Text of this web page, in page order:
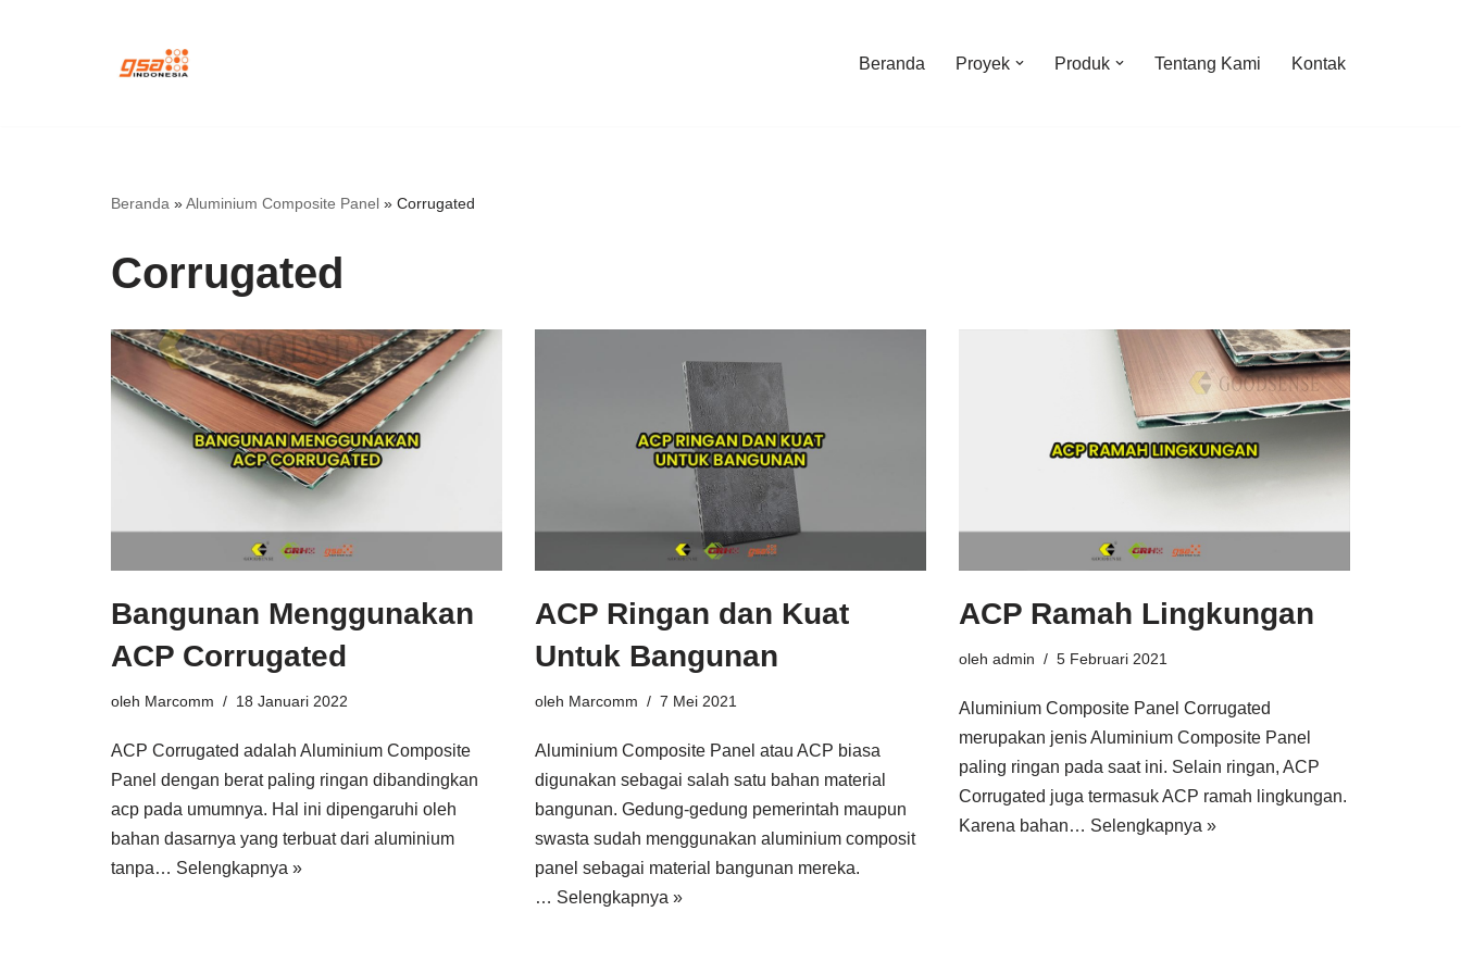
Beranda Proyek Produk Tentang Kami Kontak
Beranda »Aluminium Composite Panel » Corrugated
Corrugated
Bangunan Menggunakan
ACP Corrugated
oleh Marcomm 18 Januari 2022
ACP Corrugated adalah Aluminium Composite
Panel dengan berat paling ringan dibandingkan
acp pada umumnya. Hal ini dipengaruhi oleh
bahan dasarnya yang terbuat dari aluminium
tanpa… Selengkapnya »
ACP Ringan dan Kuat
Untuk Bangunan
oleh Marcomm 7 Mei 2021
Aluminium Composite Panel atau ACP biasa
digunakan sebagai salah satu bahan material
bangunan. Gedung-gedung pemerintah maupun
swasta sudah menggunakan aluminium composit
panel sebagai material bangunan mereka.
… Selengkapnya »
ACP Ramah Lingkungan
oleh admin 5 Februari 2021
Aluminium Composite Panel Corrugated
merupakan jenis Aluminium Composite Panel
paling ringan pada saat ini. Selain ringan, ACP
Corrugated juga termasuk ACP ramah lingkungan.
Karena bahan… Selengkapnya »